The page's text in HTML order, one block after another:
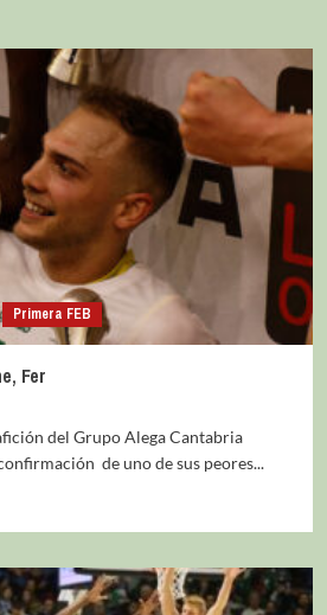
Primera FEB
Fer
del Grupo Alega Cantabria
de uno de sus peores...